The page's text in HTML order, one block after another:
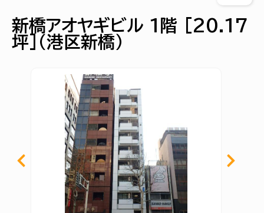
新橋アオヤギビル 1階 [20.17
坪]（港区新橋）